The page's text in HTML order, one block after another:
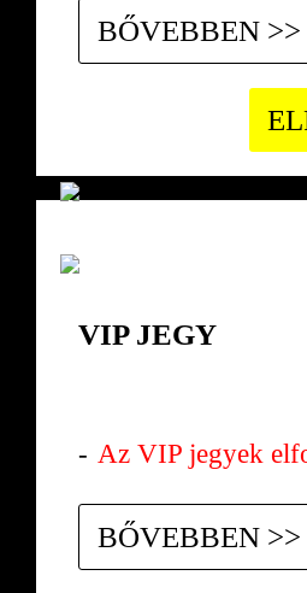
BŐVEBBEN >>
VIP JEGY
Az VIP jegyek
BŐVEBBEN >>